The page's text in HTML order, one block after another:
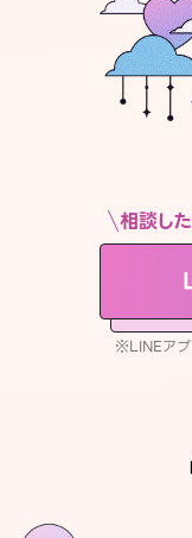
相談し
※LINEアプ